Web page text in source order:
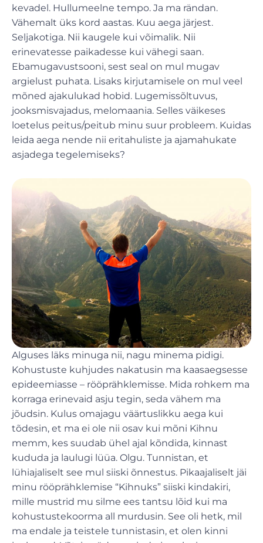
kevadel. Hullumeelne tempo. Ja ma rändan.
Vähemalt üks kord aastas. Kuu aega järjest.
Seljakotiga. Nii kaugele kui võimalik. Nii
erinevatesse paikadesse kui vähegi saan.
Ebamugavustsooni, sest seal on mul mugav
argielust puhata. Lisaks kirjutamisele on mul veel
mõned ajakulukad hobid. Lugemissõltuvus,
jooksmisvajadus, melomaania. Selles väikeses
loetelus peitus/peitub minu suur probleem. Kuidas
leida aega nende nii eritahuliste ja ajamahukate
asjadega tegelemiseks?
Alguses läks minuga nii, nagu minema pidigi.
Kohustuste kuhjudes nakatusin ma kaasaegsesse
epideemiasse – rööprähklemisse. Mida rohkem ma
korraga erinevaid asju tegin, seda vähem ma
jõudsin. Kulus omajagu väärtuslikku aega kui
tõdesin, et ma ei ole nii osav kui mõni Kihnu
memm, kes suudab ühel ajal kõndida, kinnast
kududa ja laulugi lüüa. Olgu. Tunnistan, et
lühiajaliselt see mul siiski õnnestus. Pikaajaliselt jäi
minu rööprähklemise “Kihnuks” siiski kindakiri,
mille mustrid mu silme ees tantsu lõid kui ma
kohustustekoorma all murdusin. See oli hetk, mil
ma endale ja teistele tunnistasin, et olen kinni